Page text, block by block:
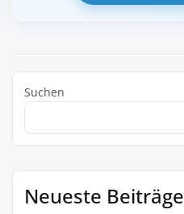
Suchen
Neueste Beiträge